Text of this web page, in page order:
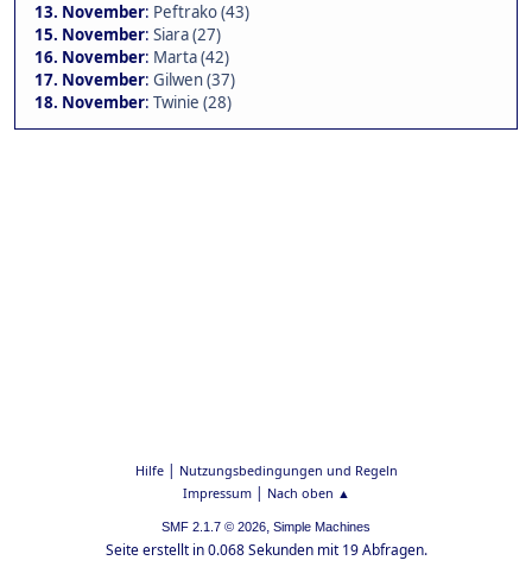
13. November: Peftrako (43)
15. November: Siara (27)
16. November: Marta (42)
17. November: Gilwen (37)
18. November: Twinie (28)
Hilfe| Nutzungsbedingungen und Regeln
Impressum| Nach oben ▲
SMF 2.1.7 © 2026, Simple Machines
Seite erstellt in 0.068 Sekunden mit 19 Abfragen.